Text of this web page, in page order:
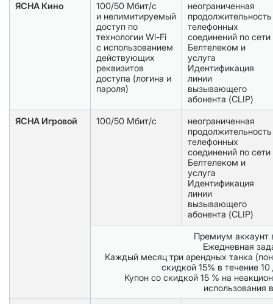
ЯСНА Кино
100/50 Мбит/с
и нелимитируемый
доступ по
технологии Wi-Fi
с использованием
действующих
реквизитов
доступа (логина и
пароля)
неограниченная
продолжительность
телефонных
соединений по сети
Белтелеком и
услуга
Идентификация
линии
вызывающего
абонента (CLIP)
ЯСНА Игровой 100/50 Мбит/с
неограниченная
продолжительность
телефонных
соединений по сети
Белтелеком и
услуга
Идентификация
линии
вызывающего
абонента (CLIP)
Премиум аккаунт
Ежедневная
Каждый месяц три арендных танка
скидкой 15% в течение
Купон со скидкой 15 % на
использования